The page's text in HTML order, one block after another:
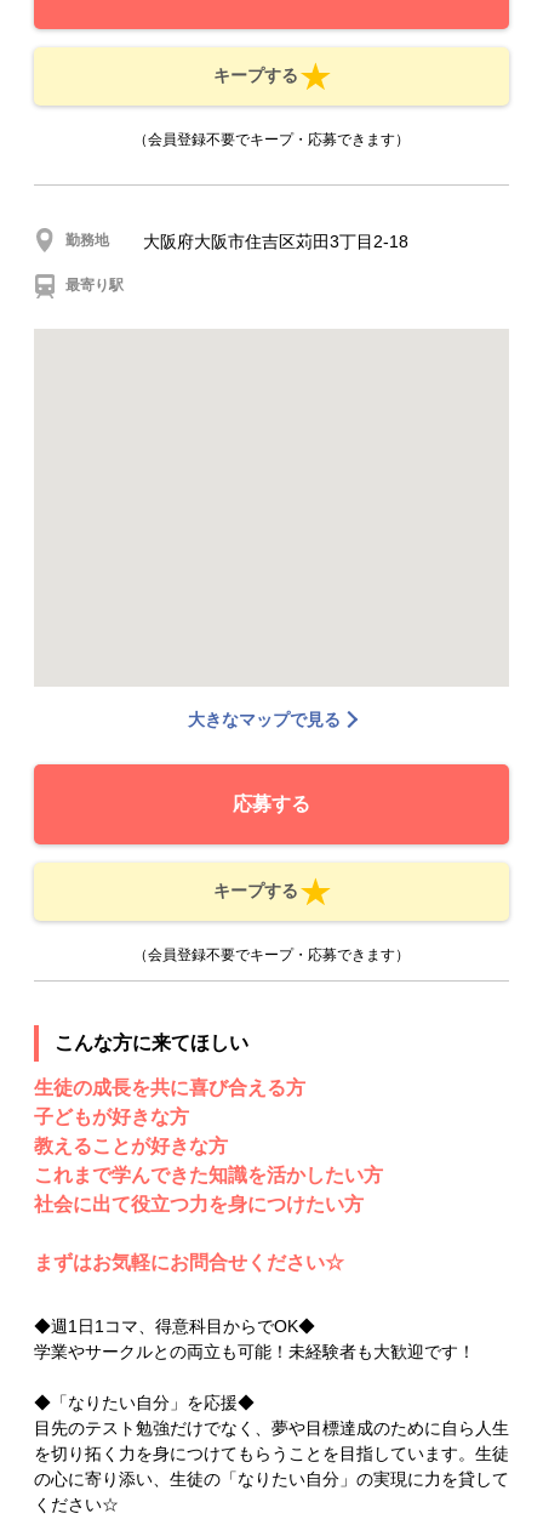
キープする
（会員登録不要でキープ・応募できます）
勤務地 大阪府大阪市住吉区苅田3丁目2-18
最寄り駅
大きなマップで見る
応募する
キープする
（会員登録不要でキープ・応募できます）
こんな方に来てほしい
生徒の成長を共に喜び合える方
子どもが好きな方
教えることが好きな方
これまで学んできた知識を活かしたい方
社会に出て役立つ力を身につけたい方
まずはお気軽にお問合せください☆
◆週1日1コマ、得意科目からでOK◆
学業やサークルとの両立も可能！未経験者も大歓迎です！
◆「なりたい自分」を応援◆
目先のテスト勉強だけでなく、夢や目標達成のために自ら人生
を切り拓く力を身につけてもらうことを目指しています。生徒
の心に寄り添い、生徒の「なりたい自分」の実現に力を貸して
ください☆